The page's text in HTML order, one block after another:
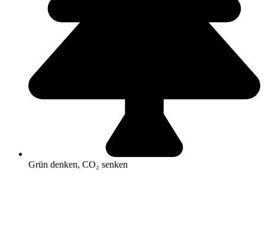
Grün denken, CO₂ senken